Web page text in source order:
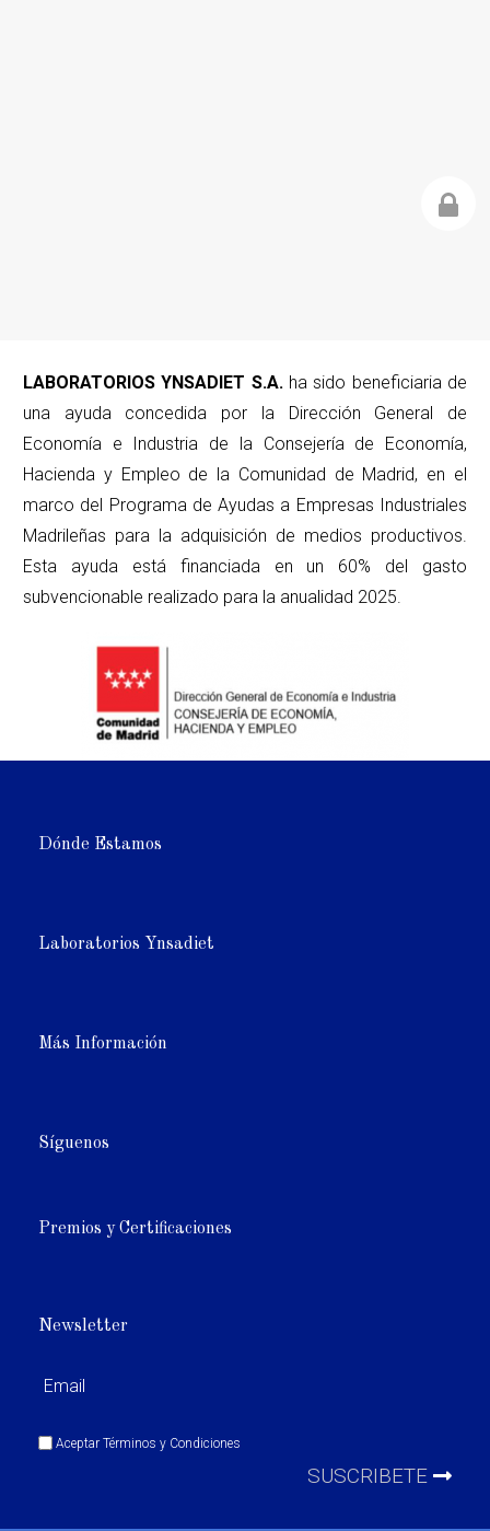
LABORATORIOS YNSADIET S.A.ha sido beneficiaria de
una ayuda concedida por la Dirección General de
Economía e Industria de la Consejería de Economía,
Hacienda y Empleo de la Comunidad de Madrid, en el
marco del Programa de Ayudas a Empresas Industriales
Madrileñas para la adquisición de medios productivos.
Esta ayuda está financiada en un 60% del gasto
subvencionable realizado para la anualidad 2025.
Dónde Estamos
Laboratorios Ynsadiet
Más Información
Síguenos
Premios y Certificaciones
Newsletter
AceptarTérminos y Condiciones
SUSCRIBETE